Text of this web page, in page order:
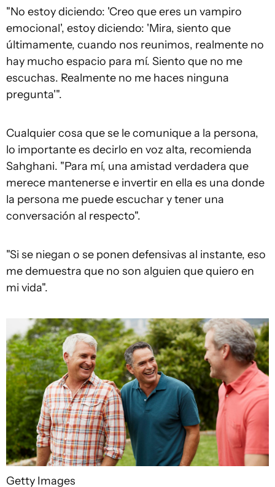
"No estoy diciendo: 'Creo que eres un vampiro
emocional', estoy diciendo: 'Mira, siento que
últimamente, cuando nos reunimos, realmente no
hay mucho espacio para mí. Siento que no me
escuchas. Realmente no me haces ninguna
pregunta'".
Cualquier cosa que se le comunique a la persona,
lo importante es decirlo en voz alta, recomienda
Sahghani. "Para mí, una amistad verdadera que
merece mantenerse e invertir en ella es una donde
la persona me puede escuchar y tener una
conversación al respecto".
"Si se niegan o se ponen defensivas al instante, eso
me demuestra que no son alguien que quiero en
mi vida".
Getty Images